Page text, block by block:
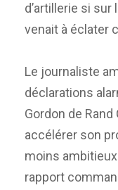
d’artillerie si
venait à éclater
Le journaliste
déclarations
Gordon de Rand
accélérer son
moins
rapport